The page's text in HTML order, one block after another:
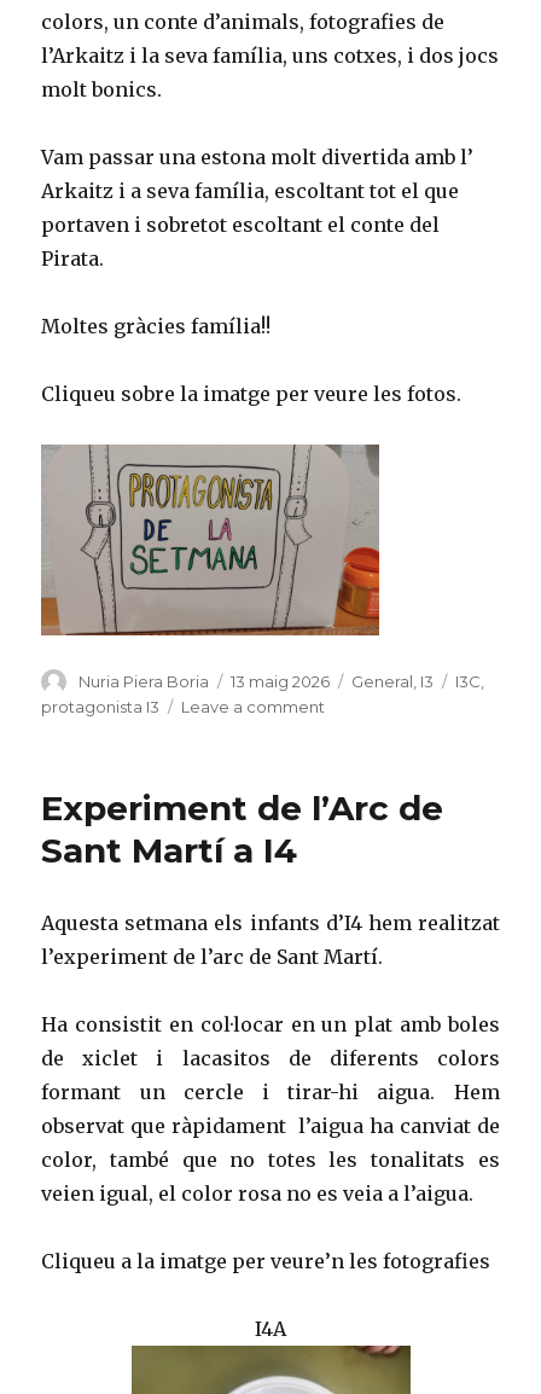
colors, un conte d’animals, fotografies de
l’Arkaitz i la seva família, uns cotxes, i dos jocs
molt bonics.
Vam passar una estona molt divertida amb l’
Arkaitz i a seva família, escoltant tot el que
portaven i sobretot escoltant el conte del
Pirata.
Moltes gràcies família!!
Cliqueu sobre la imatge per veure les fotos.
Author
Nuria Piera Boria
Posted
on
13 maig 2026 Categories
General I3 Tags
I3C
protagonista I3
Leave a comment
Experiment de l’Arc de
Sant Martí a I4
Aquesta setmana els infants d’I4 hem realitzat
l’experiment de l’arc de Sant Martí.
Ha consistit en col·locar en un plat amb boles
de xiclet i lacasitos de diferents colors
formant un cercle i tirar-hi aigua. Hem
observat que ràpidament l’aigua ha canviat de
color, també que no totes les tonalitats es
veien igual, el color rosa no es veia a l’aigua.
Cliqueu a la imatge per veure’n les fotografies
I4A